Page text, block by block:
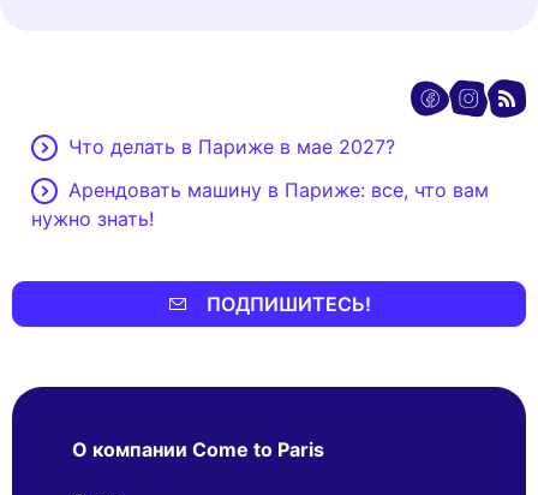
Что делать в Париже в мае 2027?
Арендовать машину в Париже: все, что вам
нужно знать!
ПОДПИШИТЕСЬ!
О компании Come to Paris